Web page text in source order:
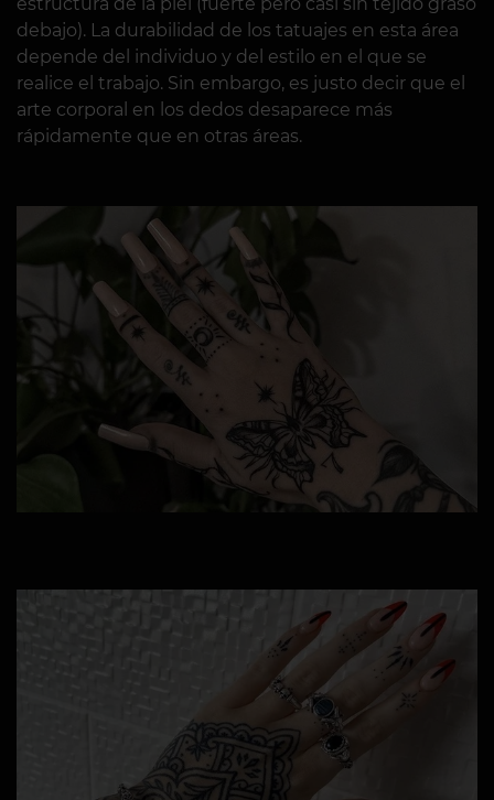
debajo). La durabilidad de los tatuajes en esta área
depende del individuo y del estilo en el que se
realice el trabajo. Sin embargo, es justo decir que el
arte corporal en los dedos desaparece más
rápidamente que en otras áreas.